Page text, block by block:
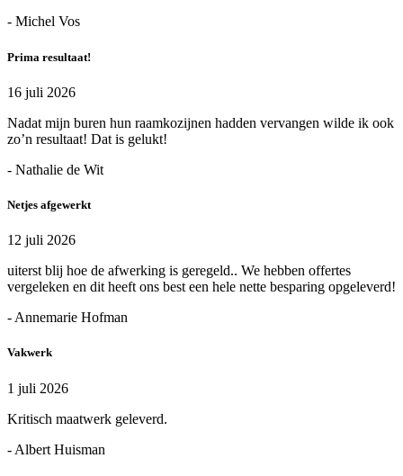
- Michel Vos
Prima resultaat!
16 juli 2026
Nadat mijn buren hun raamkozijnen hadden vervangen wilde ik ook
zo’n resultaat! Dat is gelukt!
- Nathalie de Wit
Netjes afgewerkt
12 juli 2026
uiterst blij hoe de afwerking is geregeld.. We hebben offertes
vergeleken en dit heeft ons best een hele nette besparing opgeleverd!
- Annemarie Hofman
Vakwerk
1 juli 2026
Kritisch maatwerk geleverd.
- Albert Huisman